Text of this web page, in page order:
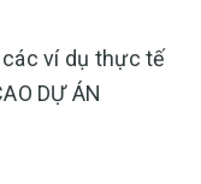
ví dụ thực tế
DỰ ÁN